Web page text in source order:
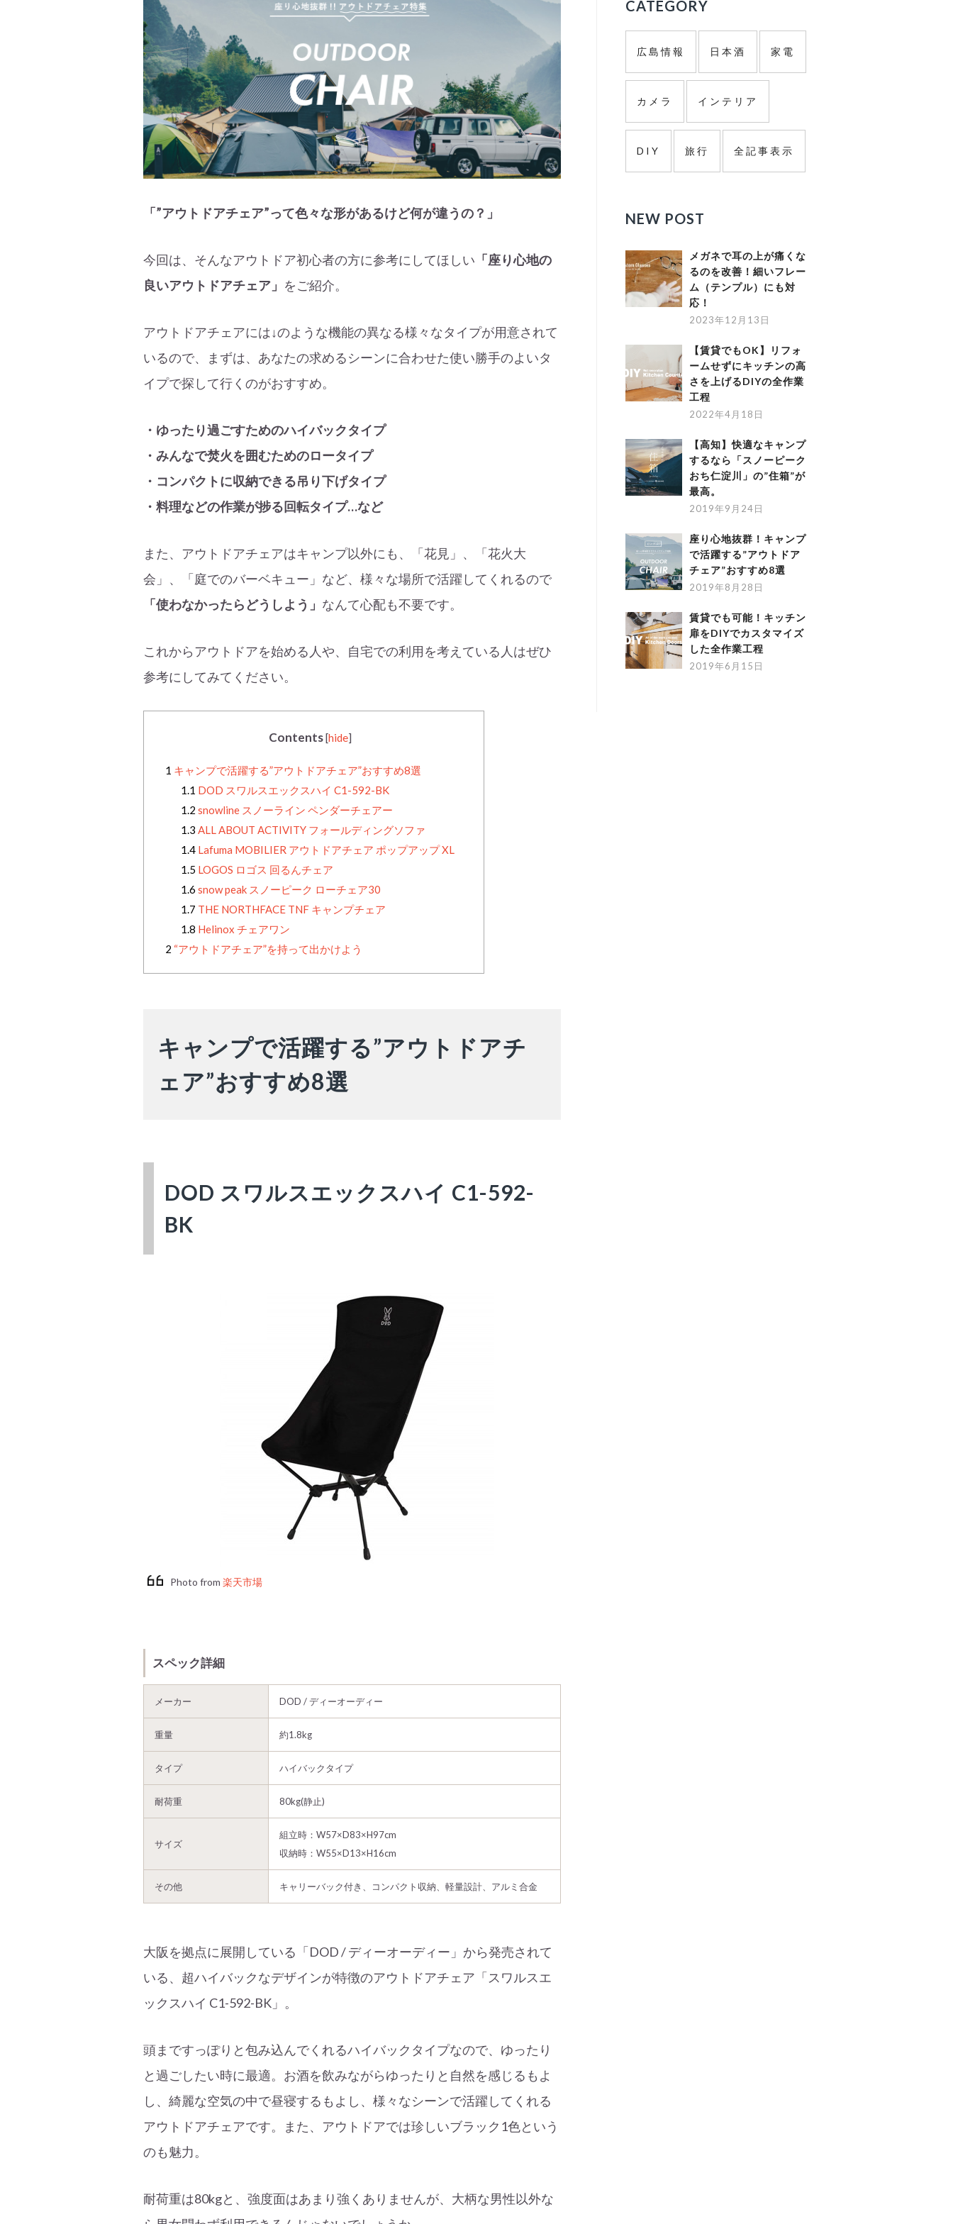
「”アウトドアチェア”って色々な形があるけど何が違うの？」
今回は、そんなアウトドア初心者の方に参考にしてほしい 「座り心地の
良いアウトドアチェア」 をご紹介。
アウトドアチェアには↓のような機能の異なる様々なタイプが用意されて
いるので、まずは、あなたの求めるシーンに合わせた使い勝手のよいタ
イプで探して行くのがおすすめ。
・ゆったり過ごすためのハイバックタイプ
・みんなで焚火を囲むためのロータイプ
・コンパクトに収納できる吊り下げタイプ
・料理などの作業が捗る回転タイプ…など
また、アウトドアチェアはキャンプ以外にも、「花見」、「花火大
会」、「庭でのバーベキュー」など、様々な場所で活躍してくれるので
「使わなかったらどうしよう」 なんて心配も不要です。
これからアウトドアを始める人や、自宅での利用を考えている人はぜひ
参考にしてみてください。
Contents[hide]
1 キャンプで活躍する”アウトドアチェア”おすすめ8選
1.1 DOD スワルスエックスハイ C1-592-BK
1.2 snowline スノーライン ペンダーチェアー
1.3 ALL ABOUT ACTIVITY フォールディングソファ
1.4 Lafuma MOBILIER アウトドアチェア ポップアップ XL
1.5 LOGOS ロゴス 回るんチェア
1.6 snow peak スノーピーク ローチェア30
1.7 THE NORTHFACE TNF キャンプチェア
1.8 Helinox チェアワン
2 “アウトドアチェア”を持って出かけよう
キャンプで活躍する”アウトドアチ
ェア”おすすめ8選
DOD スワルスエックスハイ C1-592-
BK
Photo from 楽天市場
スペック詳細
メーカー DOD / ディーオーディー
重量 約1.8kg
タイプ ハイバックタイプ
耐荷重 80kg(静止)
サイズ
組立時：W57×D83×H97cm
収納時：W55×D13×H16cm
その他 キャリーバック付き、コンパクト収納、軽量設計、アルミ合金
大阪を拠点に展開している「DOD / ディーオーディー」から発売されて
いる、超ハイバックなデザインが特徴のアウトドアチェア「スワルスエ
ックスハイ C1-592-BK」。
頭まですっぽりと包み込んでくれるハイバックタイプなので、ゆったり
と過ごしたい時に最適。お酒を飲みながらゆったりと自然を感じるもよ
し、綺麗な空気の中で昼寝するもよし、様々なシーンで活躍してくれる
アウトドアチェアです。また、アウトドアでは珍しいブラック1色という
のも魅力。
耐荷重は80kgと、強度面はあまり強くありませんが、大柄な男性以外な
バ
ー
CATEGORY
広島情報 日本酒 家電
カメラ インテリア
DIY 旅行 全記事表示
NEW POST
メガネで耳の上が痛くな
るのを改善！細いフレー
ム（テンプル）にも対
応！
2023年12月13日
【賃貸でもOK】リフォ
ームせずにキッチンの高
さを上げるDIYの全作業
工程
2022年4月18日
【高知】快適なキャンプ
するなら「スノーピーク
おち仁淀川」の”住箱”が
最高。
2019年9月24日
座り心地抜群！キャンプ
で活躍する”アウトドア
チェア”おすすめ8選
2019年8月28日
賃貸でも可能！キッチン
扉をDIYでカスタマイズ
した全作業工程
2019年6月15日